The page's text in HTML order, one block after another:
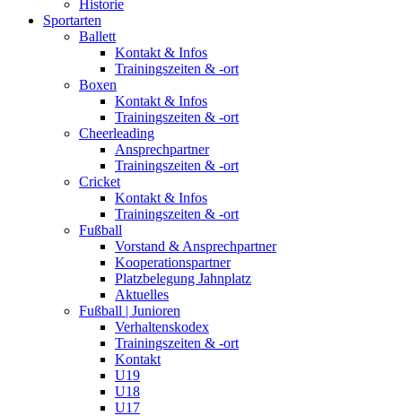
Historie
Sportarten
Ballett
Kontakt & Infos
Trainingszeiten & -ort
Boxen
Kontakt & Infos
Trainingszeiten & -ort
Cheerleading
Ansprechpartner
Trainingszeiten & -ort
Cricket
Kontakt & Infos
Trainingszeiten & -ort
Fußball
Vorstand & Ansprechpartner
Kooperationspartner
Platzbelegung Jahnplatz
Aktuelles
Fußball | Junioren
Verhaltenskodex
Trainingszeiten & -ort
Kontakt
U19
U18
U17